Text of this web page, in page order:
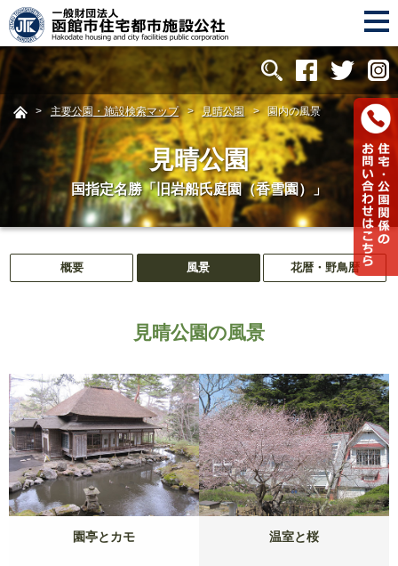
> 主要公園・施設検索マップ > 見晴公園 > 園内の風景
見晴公園
国指定名勝「旧岩船氏庭園（香雪園）」
概要 風景 花暦・野鳥暦
見晴公園の風景
園亭とカモ 温室と桜